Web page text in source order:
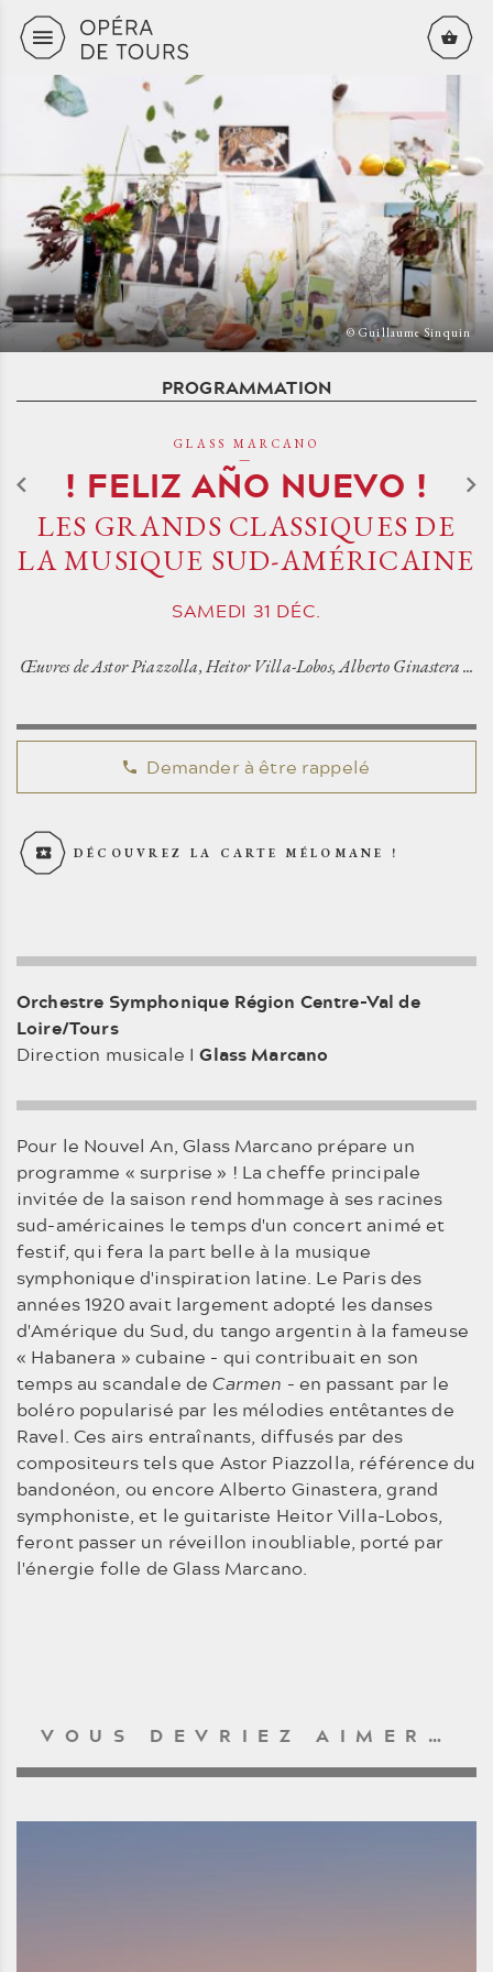
Aller au contenu principal
© Guillaume Sinquin
PROGRAMMATION
GLASS MARCANO
! FELIZ AÑO NUEVO !
LES GRANDS CLASSIQUES DE
LA MUSIQUE SUD-AMÉRICAINE
SAMEDI 31 DÉC.
Œuvres de Astor Piazzolla, Heitor Villa-Lobos, Alberto Ginastera ...
Demander à être rappelé
DÉCOUVREZ LA CARTE MÉLOMANE !
Orchestre Symphonique Région Centre-Val de
Loire/Tours
Direction musicale IGlass Marcano
Pour le Nouvel An, Glass Marcano prépare un
programme « surprise » ! La cheffe principale
invitée de la saison rend hommage à ses racines
sud-américaines le temps d'un concert animé et
festif, qui fera la part belle à la musique
symphonique d'inspiration latine. Le Paris des
années 1920 avait largement adopté les danses
d'Amérique du Sud, du tango argentin à la fameuse
« Habanera » cubaine - qui contribuait en son
temps au scandale deCarmen - en pas­sant par le
boléro popularisé par les mélodies entêtantes de
Ravel. Ces airs entraînants, diffusés par des
composi­teurs tels que Astor Piazzolla, référence du
bandonéon, ou encore Alberto Ginastera, grand
symphoniste, et le guita­riste Heitor Villa-Lobos,
feront passer un réveillon inou­bliable, porté par
l'énergie folle de Glass Marcano.
VOUS DEVRIEZ AIMER…